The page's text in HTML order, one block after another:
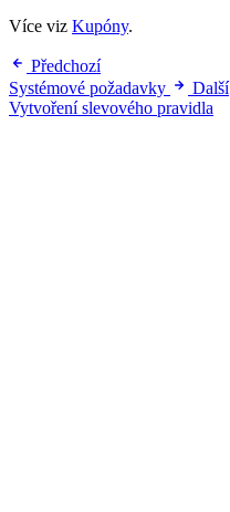
Více viz Kupóny.
Předchozí
Systémové požadavky
Další
Vytvoření slevového pravidla